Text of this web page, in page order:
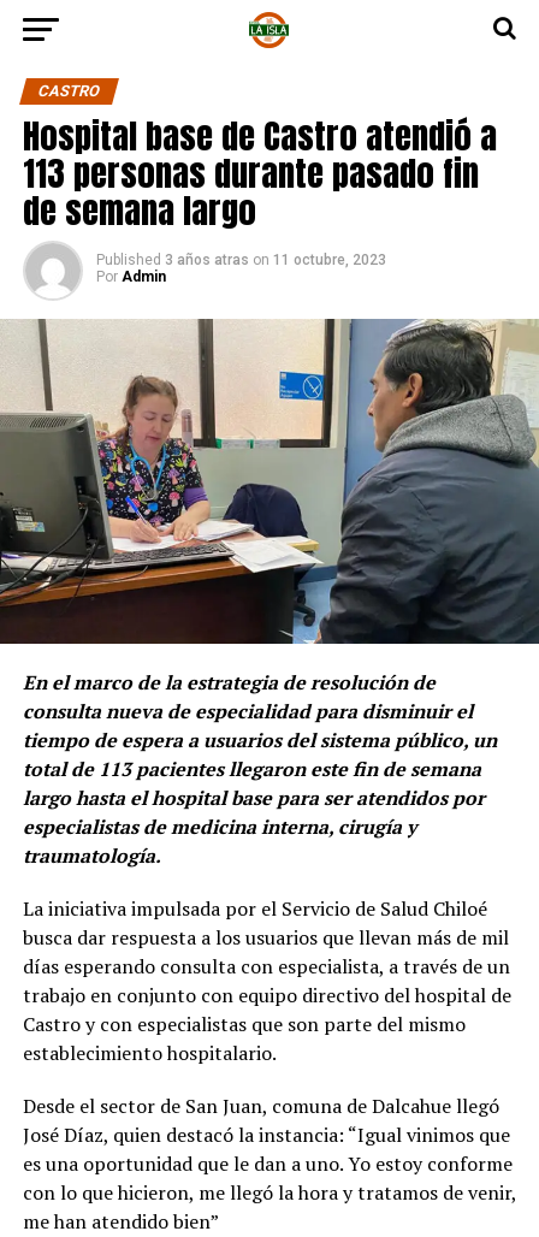
CASTRO
Hospital base de Castro atendió a
113 personas durante pasado fin
de semana largo
Published 3 años atras on 11 octubre, 2023
Por Admin
En el marco de la estrategia de resolución de
consulta nueva de especialidad para disminuir el
tiempo de espera a usuarios del sistema público, un
total de 113 pacientes llegaron este fin de semana
largo hasta el hospital base para ser atendidos por
especialistas de medicina interna, cirugía y
traumatología.
La iniciativa impulsada por el Servicio de Salud Chiloé
busca dar respuesta a los usuarios que llevan más de mil
días esperando consulta con especialista, a través de un
trabajo en conjunto con equipo directivo del hospital de
Castro y con especialistas que son parte del mismo
establecimiento hospitalario.
Desde el sector de San Juan, comuna de Dalcahue llegó
José Díaz, quien destacó la instancia: “Igual vinimos que
es una oportunidad que le dan a uno. Yo estoy conforme
con lo que hicieron, me llegó la hora y tratamos de venir,
me han atendido bien”